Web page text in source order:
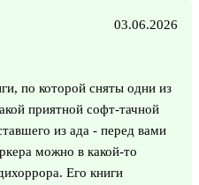
03.06.2026
по которой сняты одни из
приятной софт-тачной
из ада - перед вами
можно в какой-то
Его книги